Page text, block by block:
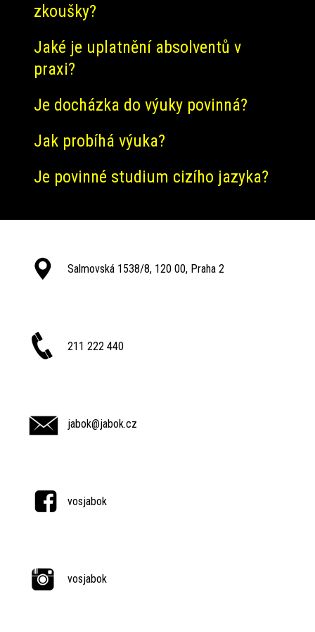
zkoušky?
Jaké je uplatnění absolventů v
praxi?
Je docházka do výuky povinná?
Jak probíhá výuka?
Je povinné studium cizího jazyka?
Salmovská 1538/8, 120 00, Praha 2
211 222 440
jabok@jabok.cz
vosjabok
vosjabok